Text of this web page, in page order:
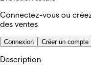
Connectez-vous ou
des ventes
Connexion Créer un compte
Description